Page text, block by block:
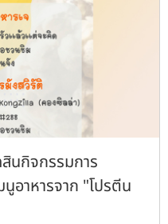
นกิจกรรมการ
อาหารจาก "โปรตีน